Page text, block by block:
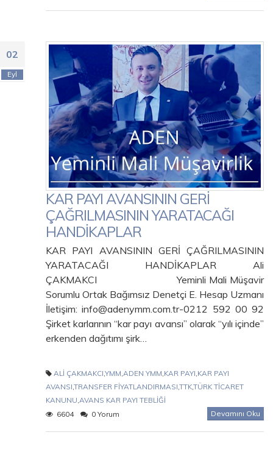
02
Eyl
KAR PAYI AVANSININ GERİ
ÇAĞRILMASININ YARATACAĞI
HANDİKAPLAR
KAR PAYI AVANSININ GERİ ÇAĞRILMASININ
YARATACAĞI HANDİKAPLAR Ali
ÇAKMAKCI Yeminli Mali Müşavir
Sorumlu Ortak Bağımsız Denetçi E. Hesap Uzmanı
İletişim: info@adenymm.com.tr-0212 592 00 92
Şirket karlarının “kar payı avansı” olarak “yılı içinde”
erkenden dağıtımı şirk…
ALİ ÇAKMAKCI,YMM,ADEN YMM,KAR PAYI,KAR PAYI
AVANSI,TRANSFER FİYATLANDIRMASI,TTK,TÜRK TİCARET
KANUNU,AVANS KAR PAYI TEBLİĞİ
6604
0 Yorum Devamını Oku